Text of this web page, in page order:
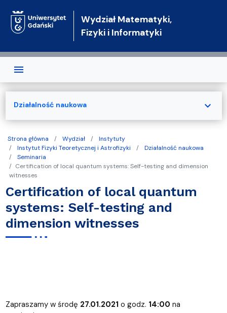
Wydział Matematyki,
Fizyki i Informatyki
Strona główna Wydział
Instytuty
Instytut Fizyki Teoretycznej i Astrofizyki
Działalność naukowa
Seminaria
Certification of local quantum systems: Self-testing and dimension
witnesses
Certification of local quantum
systems: Self-testing and
dimension witnesses
Zapraszamy w środę 27.01.2021 o godz. 14:00 na
Działalność naukowa expand_more